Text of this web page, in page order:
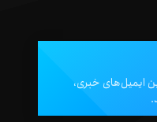
ایمیل‌های خبری،